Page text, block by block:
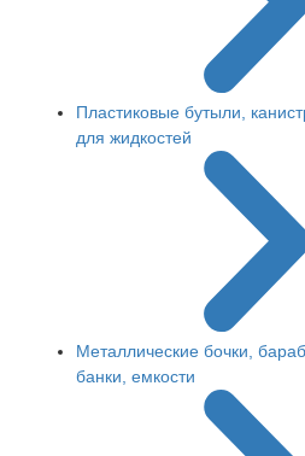
Пластиковые бутыли,
для жидкостей
Металлические бочки,
банки, емкости